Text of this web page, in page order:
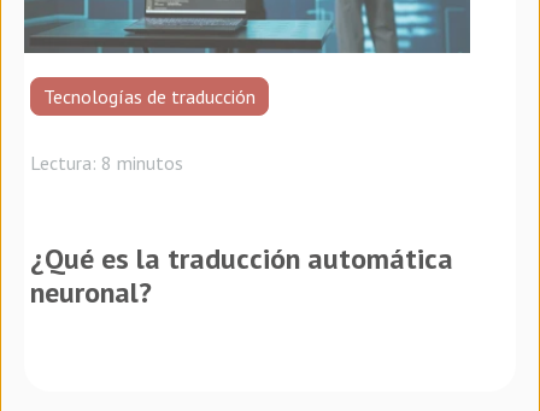
Tecnologías de traducción
Lectura: 8 minutos
¿Qué es la traducción automática
neuronal?